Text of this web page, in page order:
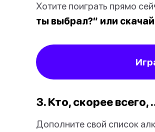
Хотите поиграть прямо
ты выбрал?” или
3. Кто, скорее всего,
Дополните свой список